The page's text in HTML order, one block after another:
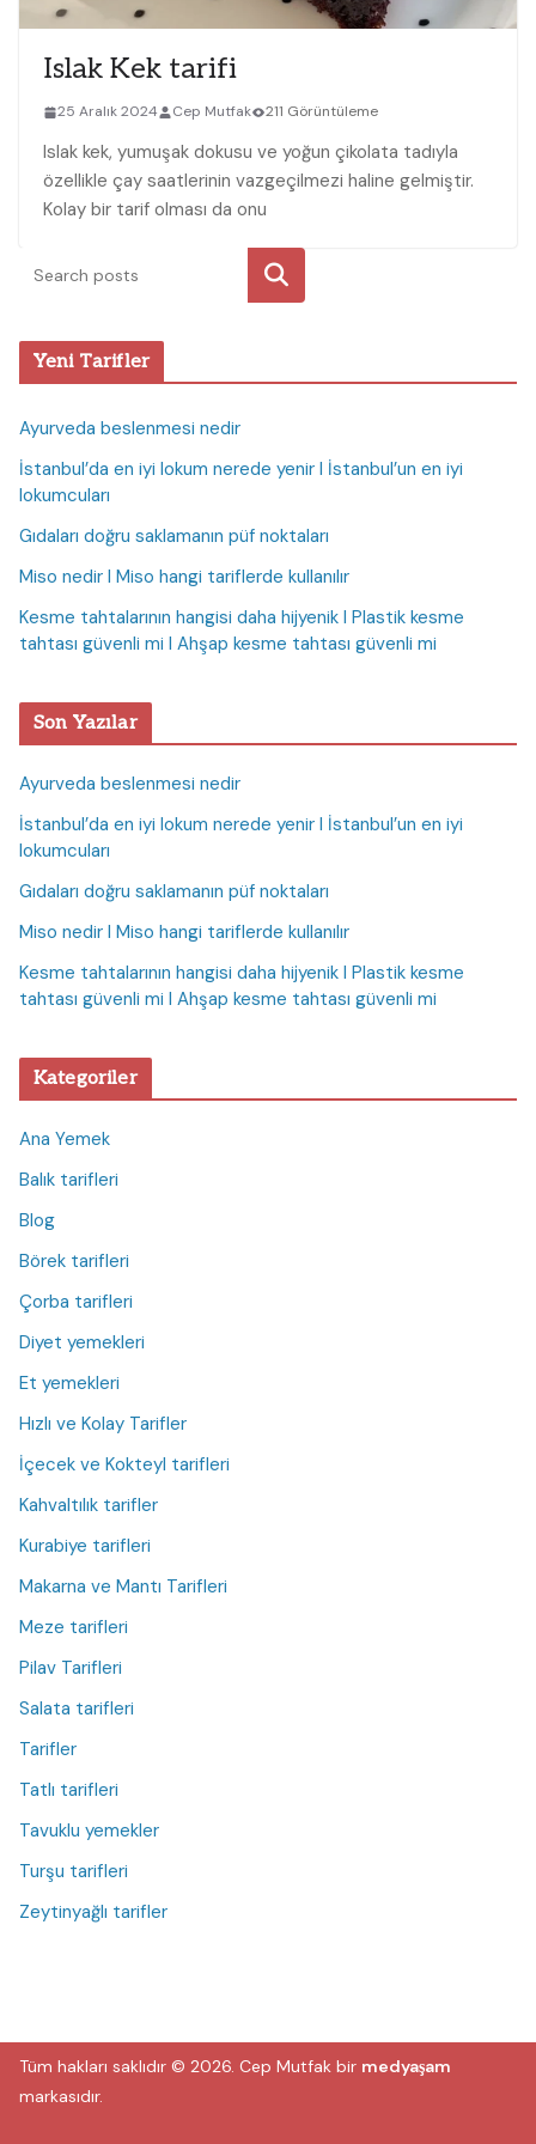
Islak Kek tarifi
25 Aralık 2024 Cep Mutfak 211 Görüntüleme
Islak ⁣kek, yumuşak dokusu ve yoğun çikolata tadıyla
özellikle çay saatlerinin vazgeçilmezi haline gelmiştir.
Kolay‍ bir tarif olması da onu
Ara
Yeni Tarifler
Ayurveda beslenmesi nedir
İstanbul’da en iyi lokum nerede yenir I İstanbul’un en iyi
lokumcuları
Gıdaları doğru saklamanın püf noktaları
Miso nedir I Miso hangi tariflerde kullanılır
Kesme tahtalarının hangisi daha hijyenik I Plastik kesme
tahtası güvenli mi I Ahşap kesme tahtası güvenli mi
Son Yazılar
Ayurveda beslenmesi nedir
İstanbul’da en iyi lokum nerede yenir I İstanbul’un en iyi
lokumcuları
Gıdaları doğru saklamanın püf noktaları
Miso nedir I Miso hangi tariflerde kullanılır
Kesme tahtalarının hangisi daha hijyenik I Plastik kesme
tahtası güvenli mi I Ahşap kesme tahtası güvenli mi
Kategoriler
Ana Yemek
Balık tarifleri
Blog
Börek tarifleri
Çorba tarifleri
Diyet yemekleri
Et yemekleri
Hızlı ve Kolay Tarifler
İçecek ve Kokteyl tarifleri
Kahvaltılık tarifler
Kurabiye tarifleri
Makarna ve Mantı Tarifleri
Meze tarifleri
Pilav Tarifleri
Salata tarifleri
Tarifler
Tatlı tarifleri
Tavuklu yemekler
Turşu tarifleri
Zeytinyağlı tarifler
Tüm hakları saklıdır © 2026. Cep Mutfak bir medyaşam
markasıdır.